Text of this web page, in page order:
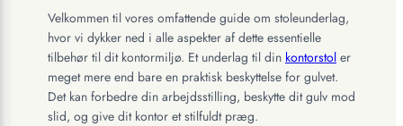
Velkommen til vores omfattende guide om stoleunderlag,
hvor vi dykker ned i alle aspekter af dette essentielle
tilbehør til dit kontormiljø. Et underlag til din kontorstol er
meget mere end bare en praktisk beskyttelse for gulvet.
Det kan forbedre din arbejdsstilling, beskytte dit gulv mod
slid, og give dit kontor et stilfuldt præg.